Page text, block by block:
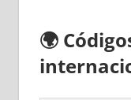
🌍